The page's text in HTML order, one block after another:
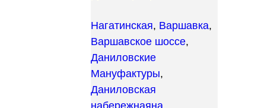
Нагатинская, Варшавка,
Варшавское шоссе,
Даниловские
Мануфактуры,
Даниловская
набережнаяна